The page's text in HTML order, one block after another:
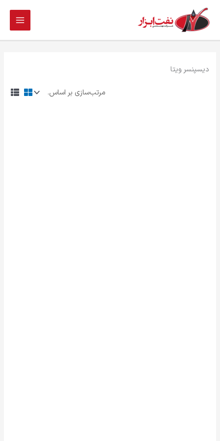
رفتن
محتوا
دیسپنسر ویتا